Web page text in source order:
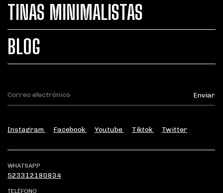
TINAS MINIMALISTAS
BLOG
Instagram Facebook Youtube Tiktok Twitter
WHATSAPP
523312180834
TELÉFONO